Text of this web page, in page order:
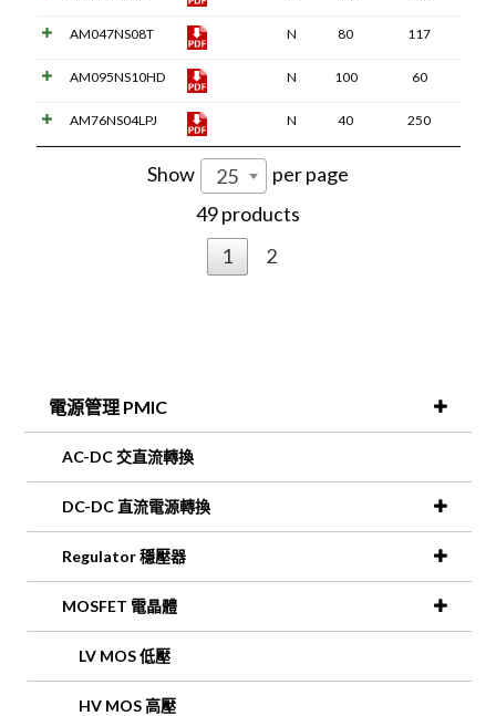
AM047NS08T N 80 117
AM095NS10HD N 100 60
AM76NS04LPJ N 40 250
Show 25
per page
49 products
1
2
電源管理 PMIC
AC-DC 交直流轉換
DC-DC 直流電源轉換
Regulator 穩壓器
MOSFET 電晶體
LV MOS 低壓
HV MOS 高壓